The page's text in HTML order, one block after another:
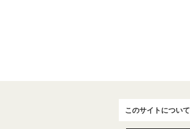
このサイトについて